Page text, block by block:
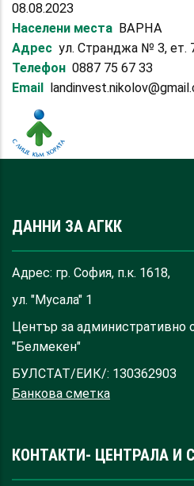
08.08.2023
Населени места ВАРНА
Адрес ул. Странджа № 3, ет.
Телефон 0887 75 67 33
Email
ДАННИ ЗА АГКК
Адрес: гр. София, п.к. 1618,
ул. "Мусала" 1
Център за административно
"Белмекен"
БУЛСТАТ/ЕИК/: 130362903
Банкова сметка
КОНТАКТИ- ЦЕНТРАЛА И